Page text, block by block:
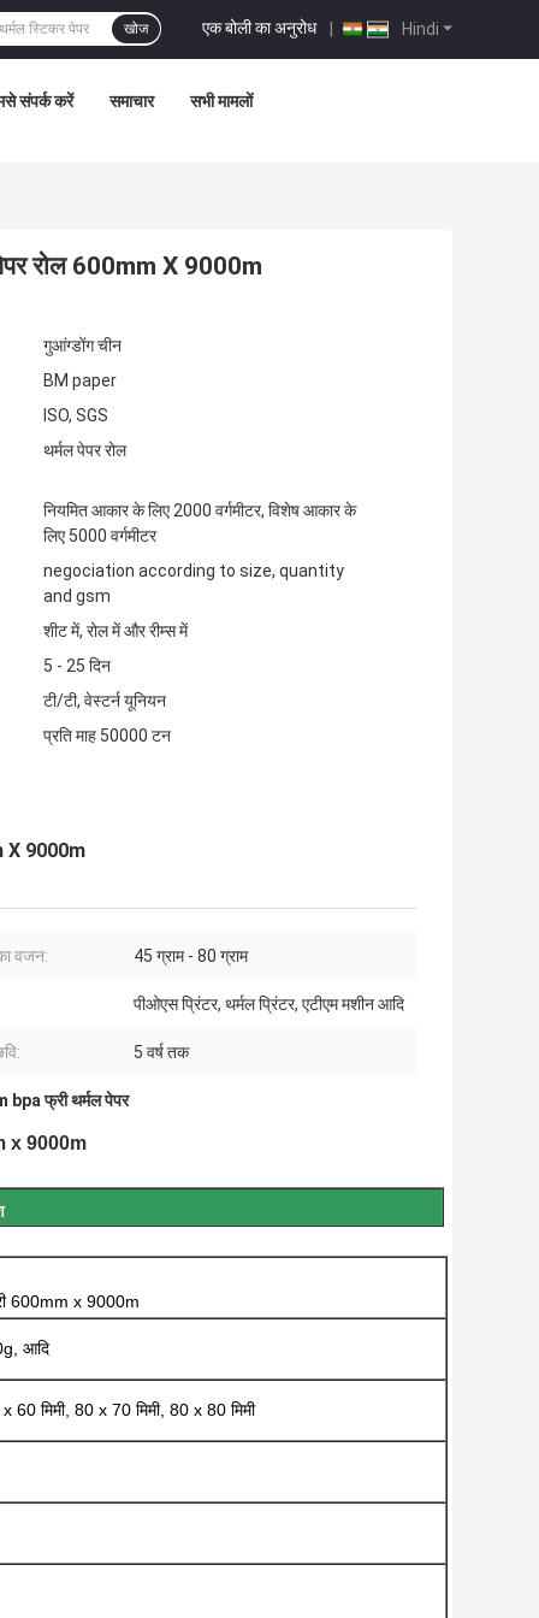
Hindi
एक बोली का अनुरोध |
खोज
संपर्क करें समाचार सभी मामलों
रोल 600mm X 9000m
गुआंग्डोंग चीन
BM paper
ISO, SGS
थर्मल पेपर रोल
नियमित आकार के लिए 2000 वर्गमीटर, विशेष आकार के
लिए 5000 वर्गमीटर
negociation according to size, quantity
and gsm
शीट में, रोल में और रीम्स में
5 - 25 दिन
टी/टी, वेस्टर्न यूनियन
प्रति माह 50000 टन
X 9000m
वजन: 45 ग्राम - 80 ग्राम
पीओएस प्रिंटर, थर्मल प्रिंटर, एटीएम मशीन आदि
5 वर्ष तक
bpa फ्री थर्मल पेपर
x 9000m
600mm x 9000m
आदि
60 मिमी, 80 x 70 मिमी, 80 x 80 मिमी